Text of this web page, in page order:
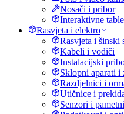
Nosači i pribor
Interaktivne table
Rasvjeta i elektro
Rasvjeta i šinski
Kabeli i vodiči
Instalacijski
Sklopni aparati i
Razdjelnici i
Utičnice i
Senzori i